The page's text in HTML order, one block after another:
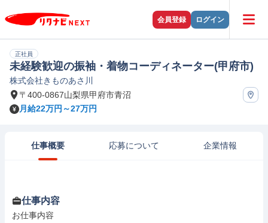
会員登録 ログイン
正社員
未経験歓迎の振袖・着物コーディネーター(甲府市)
株式会社きものあさ川
〒400-0867山梨県甲府市青沼
月給22万円～27万円
仕事概要 応募について 企業情報
仕事内容
お仕事内容